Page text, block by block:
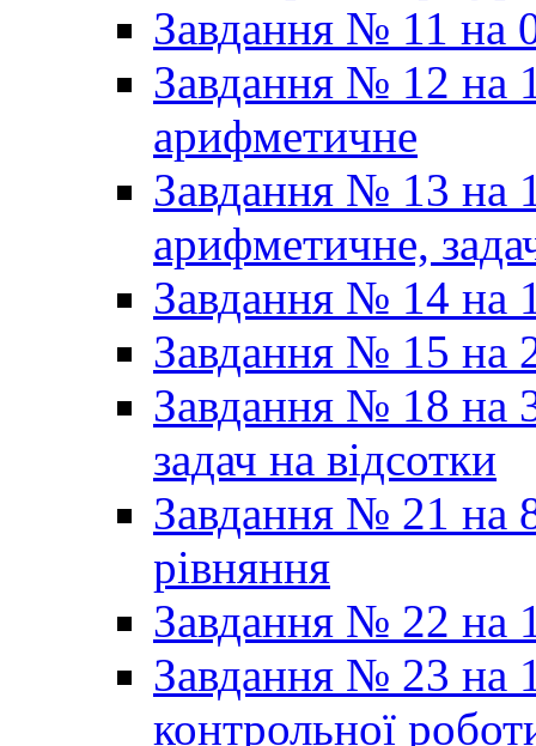
Завдання № 11 на
Завдання № 12 на
арифметичне
Завдання № 13 на
арифметичне,
Завдання № 14 на
Завдання № 15 на
Завдання № 18 на
задач на відсотки
Завдання № 21 на
рівняння
Завдання № 22 на
Завдання № 23 на
контрольної